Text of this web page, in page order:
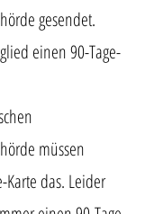
gesendet.
einen 90-Tage-
müssen
das. Leider